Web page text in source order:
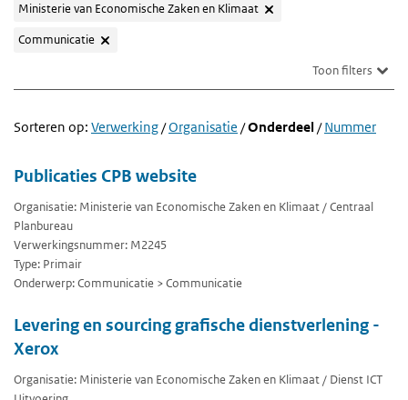
Ministerie van Economische Zaken en Klimaat
Communicatie
Toon filters
Sorteren op: Verwerking/Organisatie /Onderdeel /Nummer
Publicaties CPB website
Organisatie: Ministerie van Economische Zaken en Klimaat / Centraal
Planbureau
Verwerkingsnummer: M2245
Type: Primair
Onderwerp: Communicatie > Communicatie
Levering en sourcing grafische dienstverlening -
Xerox
Organisatie: Ministerie van Economische Zaken en Klimaat / Dienst ICT